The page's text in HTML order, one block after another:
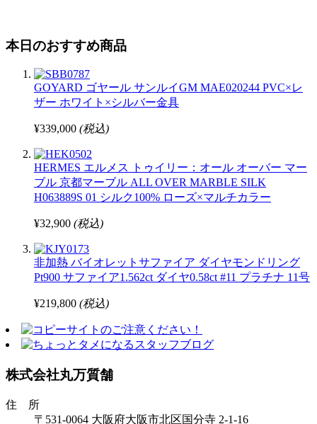
本日のおすすめ商品
GOYARD ゴヤール サンルイGM MAE020244 PVC×レ
ザー ホワイト×シルバー金具
¥339,000 (税込)
HERMES エルメス トゥイリー：オール オーバー マー
ブル 京都マーブル ALL OVER MARBLE SILK
H063889S 01 シルク100% ローズ×マルチカラー
¥32,900 (税込)
非加熱 バイオレットサファイア ダイヤモンドリング
Pt900 サファイア1.562ct ダイヤ0.58ct #11 プラチナ 11号
¥219,800 (税込)
株式会社丸万質舗
住 所
〒531-0064 大阪府大阪市北区国分寺 2-1-16